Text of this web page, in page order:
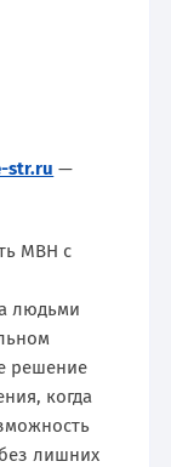
str.ru —
MBН с
людьми
решение
когда
лишних